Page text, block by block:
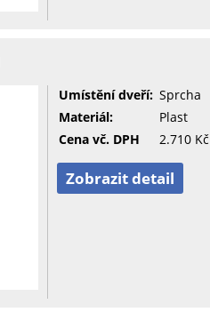
Umístění dveří: Sprcha
Materiál:
Plast
Cena vč. DPH
2.710 Kč
Zobrazit detail